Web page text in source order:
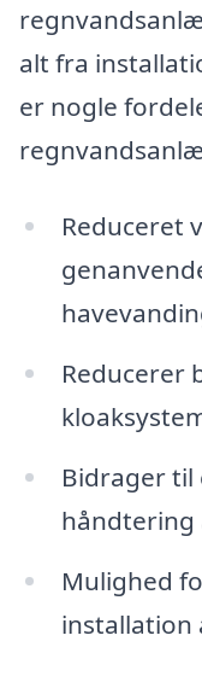
alt fra
er nogle
Reduceret
Reducerer
Bidrager
håndtering
Mulighed
installation